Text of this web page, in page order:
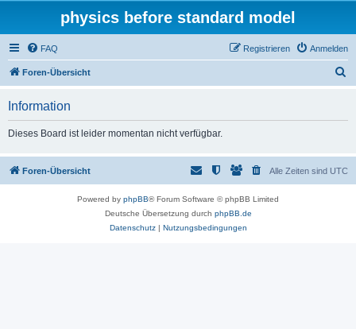
physics before standard model
FAQ Anmelden
Registrieren
Foren-Übersicht
Information
Dieses Board ist leider momentan nicht verfügbar.
Foren-Übersicht Alle Zeiten sind UTC
Powered by phpBB® Forum Software © phpBB Limited
Deutsche Übersetzung durch phpBB.de
Datenschutz| Nutzungsbedingungen